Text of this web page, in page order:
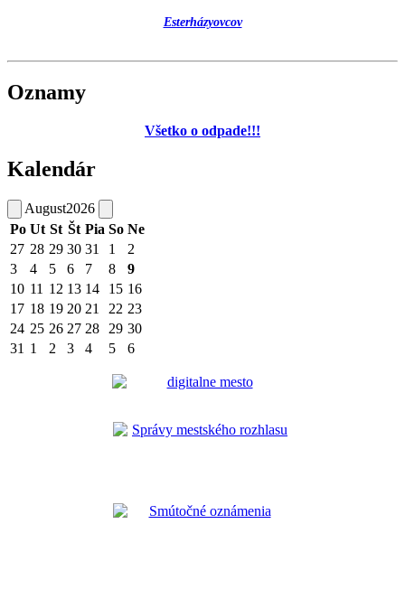
Esterházyovcov
Oznamy
Všetko o odpade!!!
Kalendár
August2026
Po Ut St Št Pia So Ne
27 28 29 30 31 1
2
3
4 5 6 7 8
9
10 11 12 13 14 15 16
17 18 19 20 21 22 23
24 25 26 27 28 29 30
31 1 2 3 4 5 6